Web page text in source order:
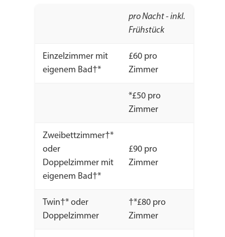
pro Nacht - inkl.
Frühstück
Einzelzimmer mit
eigenem Bad†*
£60 pro
Zimmer
*£50 pro
Zimmer
Zweibettzimmer†*
oder
Doppelzimmer mit
eigenem Bad†*
£90 pro
Zimmer
Twin†* oder
Doppelzimmer
†*£80 pro
Zimmer